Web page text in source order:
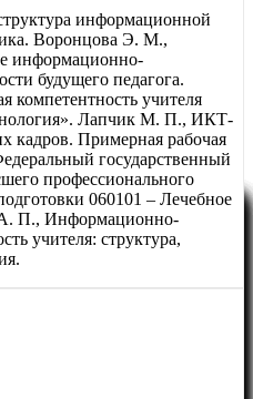
информационной
Воронцова Э. М.,
информационно-
будущего педагога.
учителя
Лапчик М. П., ИКТ-
кадров. Примерная рабочая
государственный
профессионального
060101 – Лечебное
П., Информационно-
учителя: структура,